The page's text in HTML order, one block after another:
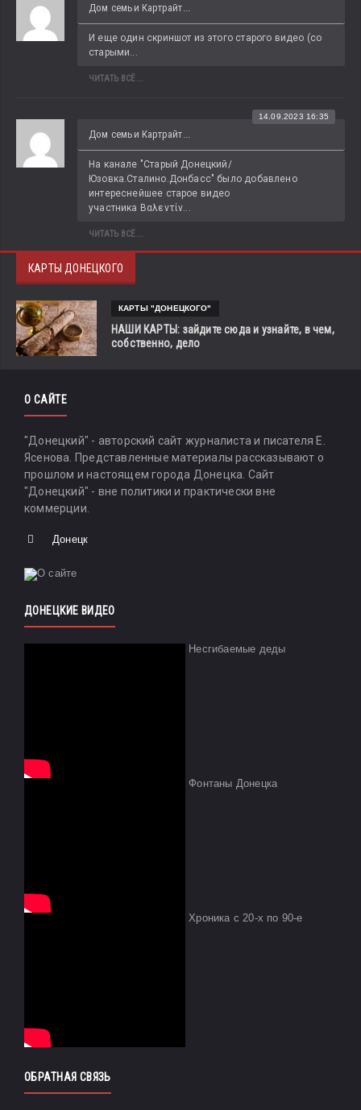
Дом семьи Картрайт...
И еще один скриншот из этого старого видео (со
старыми...
ЧИТАТЬ ВСЁ...
Дом семьи Картрайт...
14.09.2023 16:35
На канале "Старый Донецкий/
Юзовка.Сталино.Донбасс" было добавлено
интереснейшее старое видео
участника Βαλεντίν...
ЧИТАТЬ ВСЁ...
КАРТЫ ДОНЕЦКОГО
КАРТЫ "ДОНЕЦКОГО"
НАШИ КАРТЫ: зайдите сюда и узнайте, в чем,
собственно, дело
О САЙТЕ
"Донецкий" - авторский сайт журналиста и писателя Е.
Ясенова. Представленные материалы рассказывают о
прошлом и настоящем города Донецка. Сайт
"Донецкий" - вне политики и практически вне
коммерции.
Донецк
ДОНЕЦКИЕ ВИДЕО
Несгибаемые деды
Фонтаны Донецка
Хроника с 20-х по 90-е
ОБРАТНАЯ СВЯЗЬ